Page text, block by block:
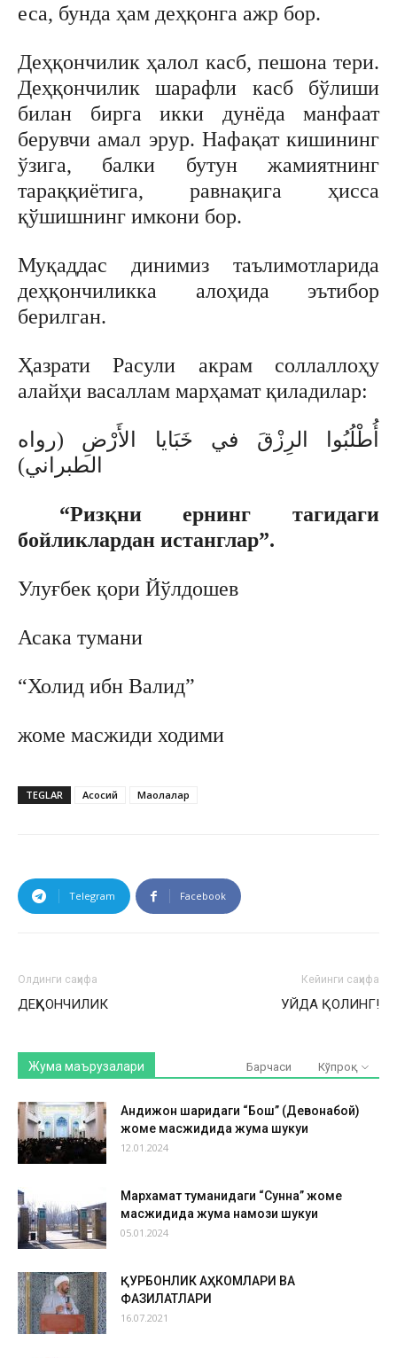
еса, бунда ҳам деҳқонга ажр бор.
Деҳқончилик ҳалол касб, пешона тери.
Деҳқончилик шарафли касб бўлиши
билан бирга икки дунёда манфаат
берувчи амал эрур. Нафақат кишининг
ўзига, балки бутун жамиятнинг
тараққиётига, равнақига ҳисса
қўшишнинг имкони бор.
Муқаддас динимиз таълимотларида
деҳқончиликка алоҳида эътибор
берилган.
Ҳазрати Расули акрам соллаллоҳу
алайҳи васаллам марҳамат қиладилар:
أُطْلُبُوا الرِزْقَ في خَبَايا الأَرْضِ (رواه
الطبراني)
“Ризқни ернинг тагидаги
бойликлардан истанглар”.
Улуғбек қори Йўлдошев
Асака тумани
“Холид ибн Валид”
жоме масжиди ходими
TEGLAR Асосий Мақолалар
Telegram Facebook
Олдинги саҳифа
ДЕҲҚОНЧИЛИК
Кейинги саҳифа
УЙДА ҚОЛИНГ!
Жума маърузалари Барчаси Кўпроқ
Андижон шаҳридаги “Бош” (Девонабой)
жоме масжидида жума шукуҳи
12.01.2024
Мархамат туманидаги “Сунна” жоме
масжидида жума намози шукуҳи
05.01.2024
ҚУРБОНЛИК АҲКОМЛАРИ ВА
ФАЗИЛАТЛАРИ
16.07.2021